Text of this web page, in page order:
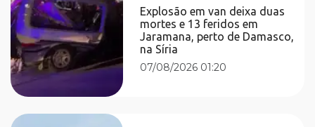
Explosão em van deixa duas
mortes e 13 feridos em
Jaramana, perto de Damasco,
na Síria
07/08/2026 01:20